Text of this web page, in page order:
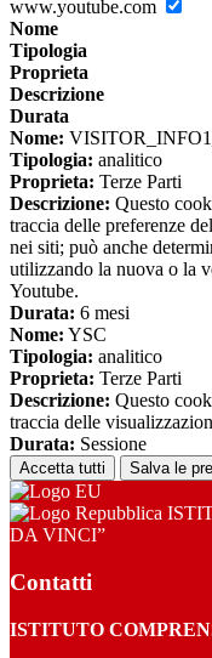
www.youtube.com
Nome
Tipologia
Proprieta
Descrizione
Durata
Nome:
Tipologia: analitico
Proprieta: Terze Parti
Descrizione: Questo
traccia delle preferenze
nei siti; può anche
utilizzando la nuova o la
Youtube.
Durata: 6 mesi
Nome: YSC
Tipologia: analitico
Proprieta: Terze Parti
Descrizione: Questo
traccia delle
Durata: Sessione
Accetta tutti Salva le
DA VINCI”
Contatti
ISTITUTO